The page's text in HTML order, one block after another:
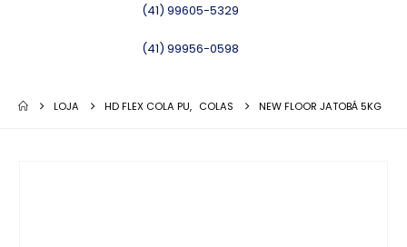
(41) 99605-5329
(41) 99956-0598
LOJA HD FLEX COLA PU, COLAS NEW FLOOR JATOBÁ 5KG